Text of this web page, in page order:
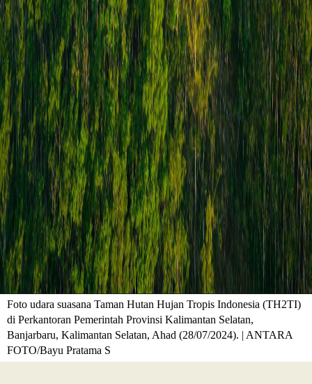
Foto udara suasana Taman Hutan Hujan Tropis Indonesia (TH2TI)
di Perkantoran Pemerintah Provinsi Kalimantan Selatan,
Banjarbaru, Kalimantan Selatan, Ahad (28/07/2024). | ANTARA
FOTO/Bayu Pratama S